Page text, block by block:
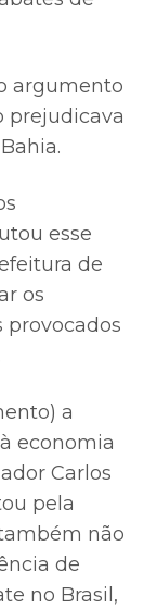
argumento
prejudicava
esse
de
os
provocados
a
economia
Carlos
pela
não
de
no Brasil,